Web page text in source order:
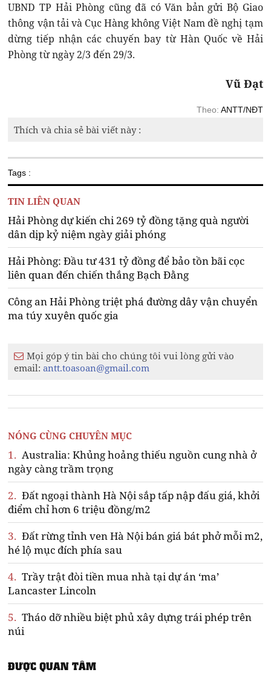
UBND TP Hải Phòng cũng đã có Văn bản gửi Bộ Giao
thông vận tải và Cục Hàng không Việt Nam đề nghị tạm
dừng tiếp nhận các chuyến bay từ Hàn Quốc về Hải
Phòng từ ngày 2/3 đến 29/3.
Vũ Đạt
Theo: ANTT/NĐT
Thích và chia sẻ bài viết này :
Tags :
TIN LIÊN QUAN
Hải Phòng dự kiến chi 269 tỷ đồng tặng quà người
dân dịp kỷ niệm ngày giải phóng
Hải Phòng: Đầu tư 431 tỷ đồng để bảo tồn bãi cọc
liên quan đến chiến thắng Bạch Đằng
Công an Hải Phòng triệt phá đường dây vận chuyển
ma túy xuyên quốc gia
Mọi góp ý tin bài cho chúng tôi vui lòng gửi vào
email:antt.toasoan@gmail.com
NÓNG CÙNG CHUYÊN MỤC
1. Australia: Khủng hoảng thiếu nguồn cung nhà ở
ngày càng trầm trọng
2. Đất ngoại thành Hà Nội sắp tấp nập đấu giá, khởi
điểm chỉ hơn 6 triệu đồng/m2
3. Đất rừng tỉnh ven Hà Nội bán giá bát phở mỗi m2,
hé lộ mục đích phía sau
4. Trầy trật đòi tiền mua nhà tại dự án ‘ma’
Lancaster Lincoln
5. Tháo dỡ nhiều biệt phủ xây dựng trái phép trên
núi
ĐƯỢC QUAN TÂM